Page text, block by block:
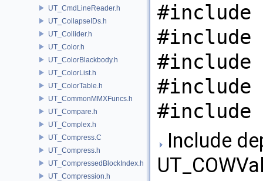
UT_CmdLineReader.h
UT_CollapseIDs.h
UT_Collider.h
UT_Color.h
UT_ColorBlackbody.h
UT_ColorList.h
UT_ColorTable.h
UT_CommonMMXFuncs.h
UT_Compare.h
UT_Complex.h
UT_Compress.C
UT_Compress.h
UT_CompressedBlockIndex.h
UT_Compression.h
#include
#include
#include
#include
#include
Include